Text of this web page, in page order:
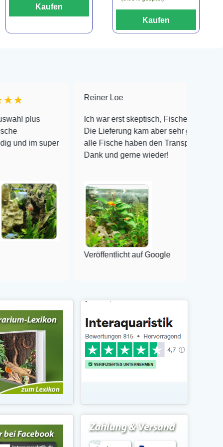
Kaufen
Kaufen
Ich war erst skeptisch, Fische online zu bestellen!
Die Lieferung kam aber sehr gut verpackt an und
alle Fische haben den Transport überlebt! Vielen
Dank und gerne wieder!
Veröffentlicht auf Google